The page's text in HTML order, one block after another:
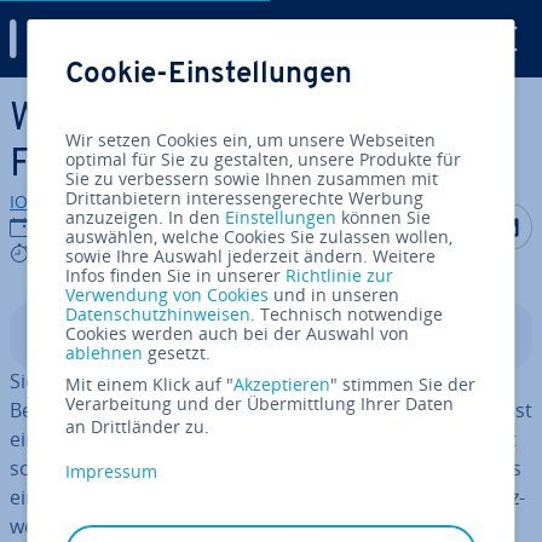
Zum Haupt­in­halt springen
Was ist eine Hardware-
Firewall?
IONOS Redaktion
21.11.2023
6 mins
Auf Auf
In­halts­ver­zeich­nis
Sie ist selbst Com­pu­ter­neu­lin­gen ein Begriff und fester
Be­stand­teil eines jeden Si­cher­heits­kon­zepts, doch was ist
eine
Firewallgenau? Eine erste, ver­ein­fach­te Antwort ist
schnell gegeben: Eine Firewall ist ein Ab­wehr­sys­tem, das
einen einzelnen Computer oder ein ganzes Rech­ner­netz­
werk
vor un­will­kom­me­nen Zugriffen von außen
Cookie-Einstellungen
Wir setzen Cookies ein, um unsere Webseiten
optimal für Sie zu gestalten, unsere Produkte für
Sie zu verbessern sowie Ihnen zusammen mit
Drittanbietern interessengerechte Werbung
anzuzeigen. In den Einstellungen können Sie
auswählen, welche Cookies Sie zulassen wollen,
sowie Ihre Auswahl jederzeit ändern. Weitere
Infos finden Sie in unserer Richtlinie zur
Verwendung von Cookies und in unseren
Datenschutzhinweisen. Technisch notwendige
Cookies werden auch bei der Auswahl von
ablehnen gesetzt.
Mit einem Klick auf "Akzeptieren" stimmen Sie der
Verarbeitung und der Übermittlung Ihrer Daten
an Drittländer zu.
Impressum